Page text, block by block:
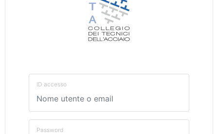
ID accesso
Password